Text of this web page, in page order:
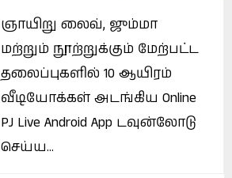
ஞாயிறு லைவ், ஜும்மா
மற்றும் நூற்றுக்கும் மேற்பட்ட
தலைப்புகளில் 10 ஆயிரம்
வீடியோக்கள் அடங்கிய Online
PJ Live Android App டவுன்லோடு
செய்ய...